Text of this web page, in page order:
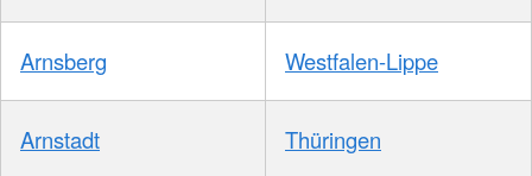
Arnsberg Westfalen-Lippe
Arnstadt Thüringen